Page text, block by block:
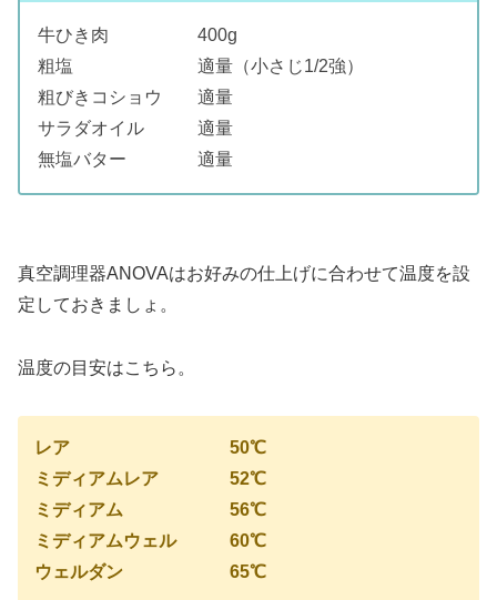
牛ひき肉 400g
粗塩 適量（小さじ1/2強）
粗びきコショウ 適量
サラダオイル 適量
無塩バター 適量
真空調理器ANOVAはお好みの仕上げに合わせて温度を設
定しておきましょ。
温度の目安はこちら。
レア 50℃
ミディアムレア 52℃
ミディアム 56℃
ミディアムウェル 60℃
ウェルダン 65℃